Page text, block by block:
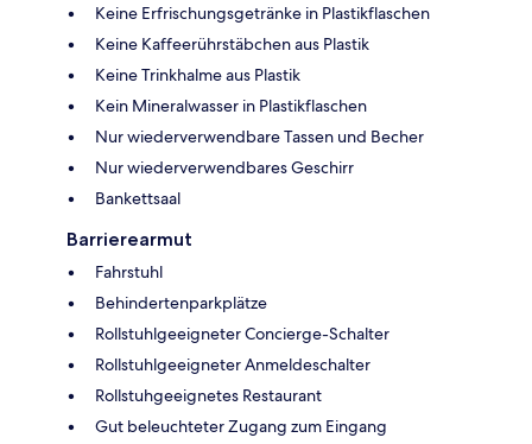
Keine Erfrischungsgetränke in Plastikflaschen
Keine Kaffeerührstäbchen aus Plastik
Keine Trinkhalme aus Plastik
Kein Mineralwasser in Plastikflaschen
Nur wiederverwendbare Tassen und Becher
Nur wiederverwendbares Geschirr
Bankettsaal
Barrierearmut
Fahrstuhl
Behindertenparkplätze
Rollstuhlgeeigneter Concierge-Schalter
Rollstuhlgeeigneter Anmeldeschalter
Rollstuhgeeignetes Restaurant
Gut beleuchteter Zugang zum Eingang